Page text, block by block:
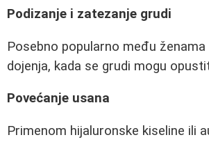
Podizanje i zatezanje grudi
Posebno popularno među
dojenja, kada se grudi mogu
Povećanje usana
Primenom hijaluronske kiseline ili